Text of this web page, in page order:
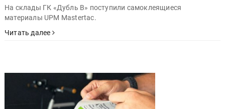
На склады ГК «Дубль В» поступили самоклеящиеся
материалы UPM Mastertac.
Читать далее